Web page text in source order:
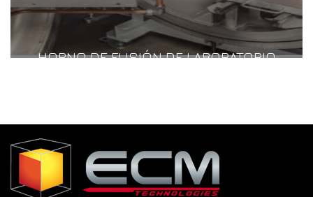
HORNO DE FUSIÓN DE LABORATORIO